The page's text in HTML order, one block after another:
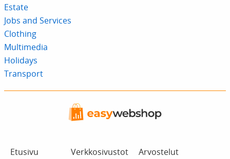
Estate
Jobs and Services
Clothing
Multimedia
Holidays
Transport
Etusivu
Verkkosivustot
Arvostelut